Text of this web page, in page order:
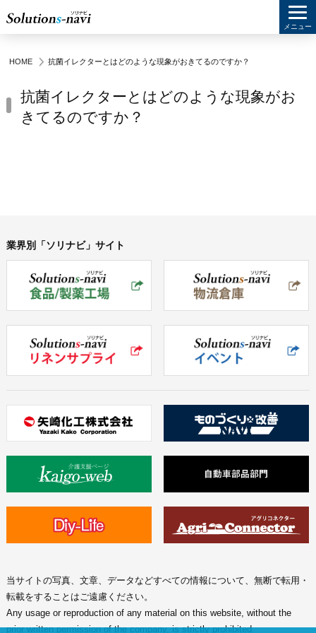
HOME 抗菌イレクターとはどのような現象がおきてるのですか？
抗菌イレクターとはどのような現象がお
きてるのですか？
業界別「ソリナビ」サイト
当サイトの写真、文章、データなどすべての情報について、無断で転用・
転載をすることはご遠慮ください。
Any usage or reproduction of any material on this website, without the
prior written permission of the company, is strictly prohibited.
メニュー